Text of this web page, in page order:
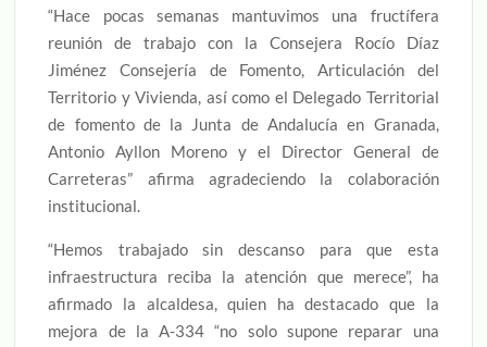
“Hace pocas semanas mantuvimos una fructífera
reunión de trabajo con la Consejera Rocío Díaz
Jiménez Consejería de Fomento, Articulación del
Territorio y Vivienda, así como el Delegado Territorial
de fomento de la Junta de Andalucía en Granada,
Antonio Ayllon Moreno y el Director General de
Carreteras” afirma agradeciendo la colaboración
institucional.
“Hemos trabajado sin descanso para que esta
infraestructura reciba la atención que merece”, ha
afirmado la alcaldesa, quien ha destacado que la
mejora de la A-334 “no solo supone reparar una